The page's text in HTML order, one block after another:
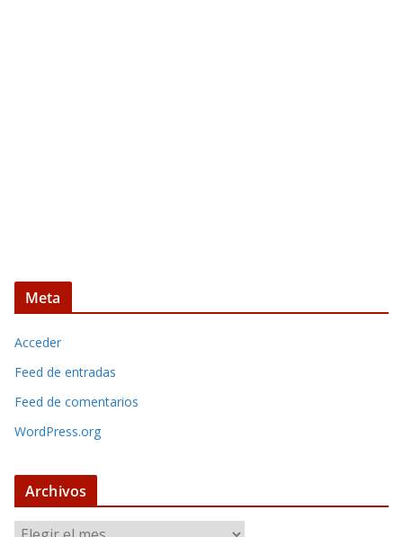
Meta
Acceder
Feed de entradas
Feed de comentarios
WordPress.org
Archivos